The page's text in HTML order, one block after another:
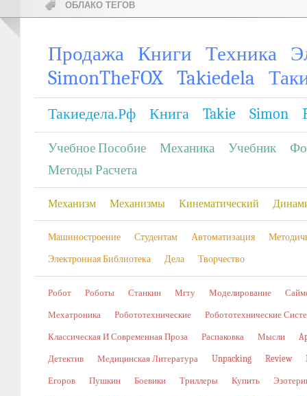
ОБЛАКО ТЕГОВ
Продажа Книги Техника
SimonTheFOX
Takiedela
Такиедела.рф Книга Takie Simon
Учебное Пособие Механика Учебник
Методы Расчета
Механизм Механизмы Кинематический
Машиностроение Студентам Автоматизация
Электронная Библиотека
Дела Творчество
Робот Роботы Станкин Мгту Моделирование
Мехатроника Робототехнические Робототехнические
Классическая И Современная Проза Распаковка Мысли
Детектив Медицинская Литература Unpacking Review
Егоров Пушкин Боевики Триллеры Купить